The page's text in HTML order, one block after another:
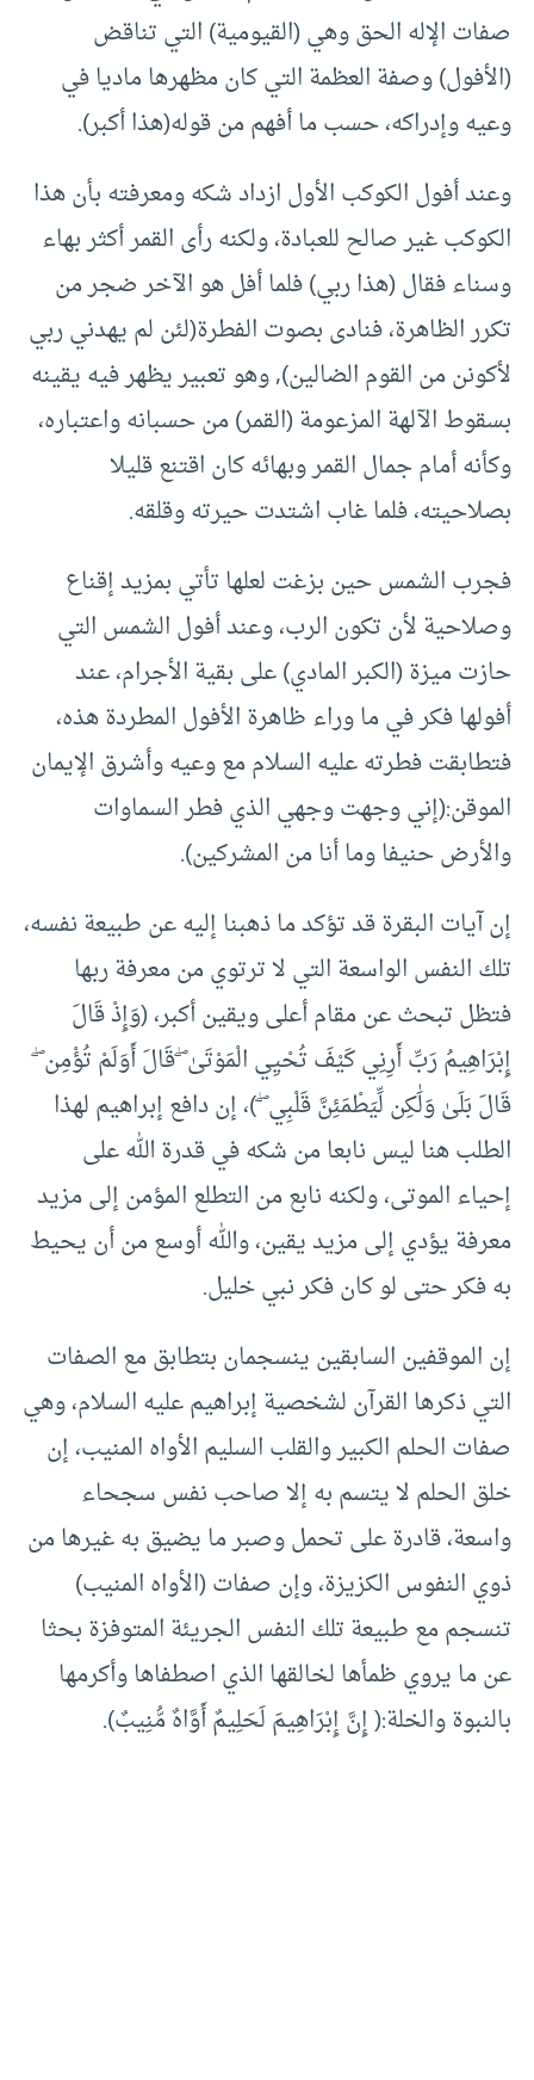
صفات الإله الحق وهي (القيومية) التي تناقض
(الأفول) وصفة العظمة التي كان مظهرها ماديا في
وعيه وإدراكه، حسب ما أفهم من قوله(هذا أكبر).
وعند أفول الكوكب الأول ازداد شكه ومعرفته بأن هذا
الكوكب غير صالح للعبادة، ولكنه رأى القمر أكثر بهاء
وسناء فقال (هذا ربي) فلما أفل هو الآخر ضجر من
تكرر الظاهرة، فنادى بصوت الفطرة(لئن لم يهدني ربي
لأكونن من القوم الضالين), وهو تعبير يظهر فيه يقينه
بسقوط الآلهة المزعومة (القمر) من حسبانه واعتباره،
وكأنه أمام جمال القمر وبهائه كان اقتنع قليلا
بصلاحيته، فلما غاب اشتدت حيرته وقلقه.
فجرب الشمس حين بزغت لعلها تأتي بمزيد إقناع
وصلاحية لأن تكون الرب، وعند أفول الشمس التي
حازت ميزة (الكبر المادي) على بقية الأجرام، عند
أفولها فكر في ما وراء ظاهرة الأفول المطردة هذه،
فتطابقت فطرته عليه السلام مع وعيه وأشرق الإيمان
الموقن:(إني وجهت وجهي الذي فطر السماوات
والأرض حنيفا وما أنا من المشركين).
إن آيات البقرة قد تؤكد ما ذهبنا إليه عن طبيعة نفسه،
تلك النفس الواسعة التي لا ترتوي من معرفة ربها
فتظل تبحث عن مقام أعلى ويقين أكبر، (وَإِذْ قَالَ
إِبْرَاهِيمُ رَبِّ أَرِنِي كَيْفَ تُحْيِي الْمَوْتَىٰ ۖ قَالَ أَوَلَمْ تُؤْمِن ۖ
قَالَ بَلَىٰ وَلَٰكِن لِّيَطْمَئِنَّ قَلْبِي ۖ )، إن دافع إبراهيم لهذا
الطلب هنا ليس نابعا من شكه في قدرة الله على
إحياء الموتى، ولكنه نابع من التطلع المؤمن إلى مزيد
معرفة يؤدي إلى مزيد يقين، والله أوسع من أن يحيط
به فكر حتى لو كان فكر نبي خليل.
إن الموقفين السابقين ينسجمان بتطابق مع الصفات
التي ذكرها القرآن لشخصية إبراهيم عليه السلام، وهي
صفات الحلم الكبير والقلب السليم الأواه المنيب، إن
خلق الحلم لا يتسم به إلا صاحب نفس سجحاء
واسعة، قادرة على تحمل وصبر ما يضيق به غيرها من
ذوي النفوس الكزيزة، وإن صفات (الأواه المنيب)
تنسجم مع طبيعة تلك النفس الجريئة المتوفزة بحثا
عن ما يروي ظمأها لخالقها الذي اصطفاها وأكرمها
بالنبوة والخلة:( إِنَّ إِبْرَاهِيمَ لَحَلِيمٌ أَوَّاهٌ مُّنِيبٌ).